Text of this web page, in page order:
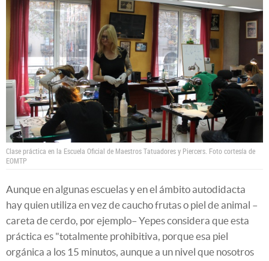
Clase práctica en la Escuela Oficial de Maestros Tatuadores y Piercers. Foto cortesía de
EOMTP
Aunque en algunas escuelas y en el ámbito autodidacta
hay quien utiliza en vez de caucho frutas o piel de animal –
careta de cerdo, por ejemplo– Yepes considera que esta
práctica es "totalmente prohibitiva, porque esa piel
orgánica a los 15 minutos, aunque a un nivel que nosotros